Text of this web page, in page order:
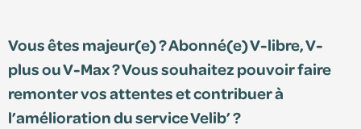
Vous êtes majeur(e) ? Abonné(e) V-libre, V-
plus ou V-Max ? Vous souhaitez pouvoir faire
remonter vos attentes et contribuer à
l’amélioration du service Velib’ ?